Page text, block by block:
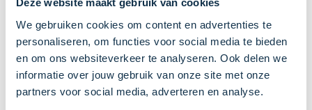
Deze website maakt gebruik van cookies
We gebruiken cookies om content en advertenties te
personaliseren, om functies voor social media te bieden
en om ons websiteverkeer te analyseren. Ook delen we
informatie over jouw gebruik van onze site met onze
partners voor social media, adverteren en analyse.
inloopt. Ook is het goed om je voeten regelmatig
te (laten) controleren op drukplekken.
Recht op een reservepaar
schoenen